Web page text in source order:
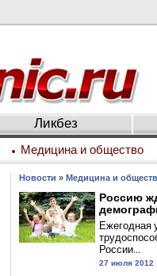
Ликбез
Медицина и общество
Новости » Медицина и
Россию
Ежегодная
России...
27 июля 2012